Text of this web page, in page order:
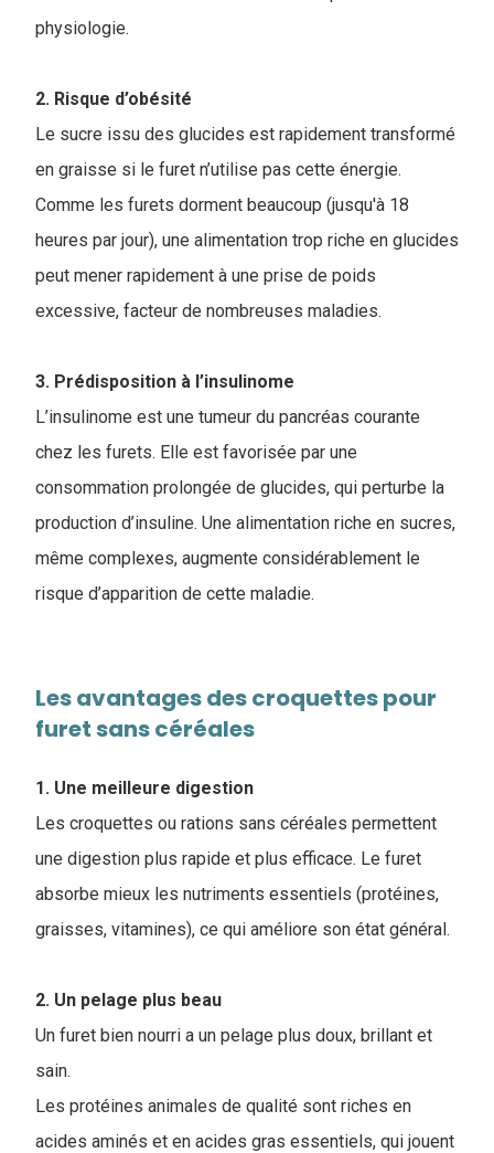
physiologie.
2. Risque d’obésité
Le sucre issu des glucides est rapidement transformé
en graisse si le furet n’utilise pas cette énergie.
Comme les furets dorment beaucoup (jusqu'à 18
heures par jour), une alimentation trop riche en glucides
peut mener rapidement à une prise de poids
excessive, facteur de nombreuses maladies.
3. Prédisposition à l’insulinome
L’insulinome est une tumeur du pancréas courante
chez les furets. Elle est favorisée par une
consommation prolongée de glucides, qui perturbe la
production d’insuline. Une alimentation riche en sucres,
même complexes, augmente considérablement le
risque d’apparition de cette maladie.
Les avantages des ​croquettes pour
furet sans céréales
1. Une meilleure digestion
Les croquettes ou rations sans céréales permettent
une digestion plus rapide et plus efficace. Le furet
absorbe mieux les nutriments essentiels (protéines,
graisses, vitamines), ce qui améliore son état général.
2. Un pelage plus beau
Un furet bien nourri a un pelage plus doux, brillant et
sain.
Les protéines animales de qualité sont riches en
acides aminés et en acides gras essentiels, qui jouent